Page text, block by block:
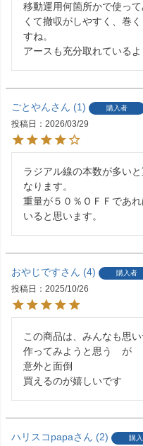
移動運用何箇所かで使っ
くて撤収がしやすく、巻
すね。
アースも充分取れている
ごとやん 1 購入者
投稿日
2026/03/29
ラジアル線の本数が多い
なります。
重量が５０％ＯＦＦであ
いると思います。
おやじです 4 購入者
投稿日
2025/10/26
この商品は、みんなも思い
作ってみようと思う　が
意外と面倒
買えるのが嬉しいです
ハリスコpapa 2 購